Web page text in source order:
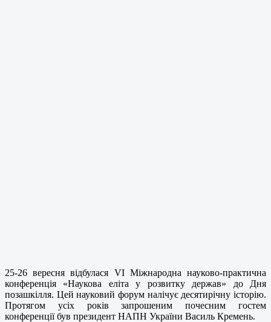
25-26 вересня відбулася VІ Міжнародна науково-практична
конференція «Наукова еліта у розвитку держав» до Дня
позашкілля. Цей науковий форум налічує десятирічну історію.
Протягом усіх років запрошеним почесним гостем
конференції був президент НАПН України Василь Кремень.